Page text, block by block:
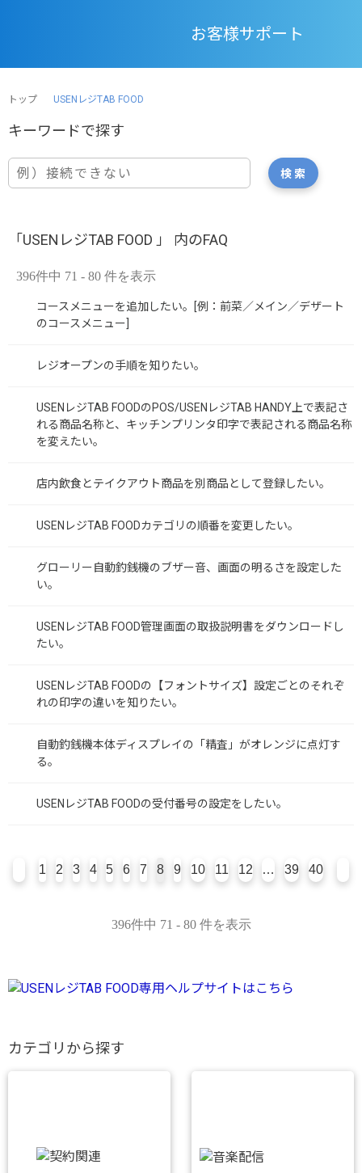
お客様サポート
トップ USENレジTAB FOOD
「USENレジTAB FOOD 」 内のFAQ
396件中 71 - 80 件を表示
コースメニューを追加したい。[例：前菜／メイン／デザート
のコースメニュー]
レジオープンの手順を知りたい。
USENレジTAB FOODのPOS/USENレジTAB HANDY上で表記さ
れる商品名称と、キッチンプリンタ印字で表記される商品名称
を変えたい。
店内飲食とテイクアウト商品を別商品として登録したい。
USENレジTAB FOODカテゴリの順番を変更したい。
グローリー自動釣銭機のブザー音、画面の明るさを設定した
い。
USENレジTAB FOOD管理画面の取扱説明書をダウンロードし
たい。
USENレジTAB FOODの【フォントサイズ】設定ごとのそれぞ
れの印字の違いを知りたい。
自動釣銭機本体ディスプレイの「精査」がオレンジに点灯す
る。
USENレジTAB FOODの受付番号の設定をしたい。
396件中 71 - 80 件を表示
1 2 3 4 5 6 7 8 9 10 11 12 … 39 40
カテゴリから探す